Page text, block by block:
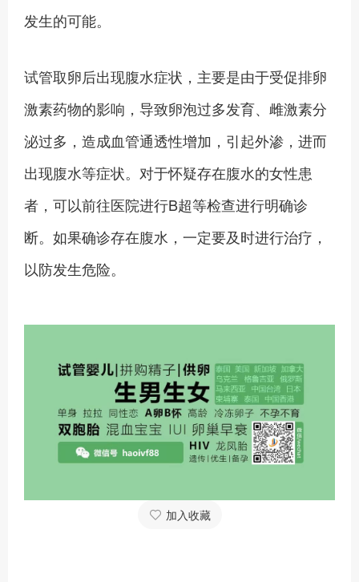
发生的可能。
试管取卵后出现腹水症状，主要是由于受促排卵
激素药物的影响，导致卵泡过多发育、雌激素分
泌过多，造成血管通透性增加，引起外渗，进而
出现腹水等症状。对于怀疑存在腹水的女性患
者，可以前往医院进行B超等检查进行明确诊
断。如果确诊存在腹水，一定要及时进行治疗，
以防发生危险。
加入收藏